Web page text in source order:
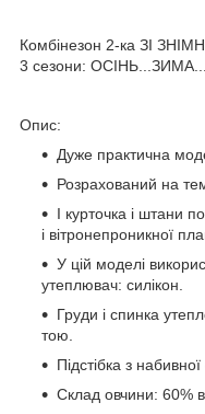
Комбінезон 2-ка ЗІ
3 сезони:
Опис:
Дуже практична
Розрахований на
І курточка і штани
і вітронепроникної
У цій моделі
утеплювач: силікон.
Груди і спинка
тою.
Підстібка з
Склад овчини: 60%